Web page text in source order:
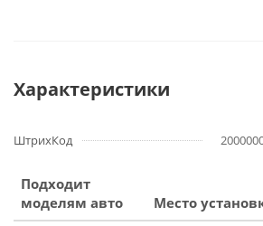
Характеристики
ШтрихКод
Подходит
моделям авто
Место